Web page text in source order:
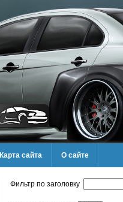
Карта сайта О сайте
Фильтр по заголовку